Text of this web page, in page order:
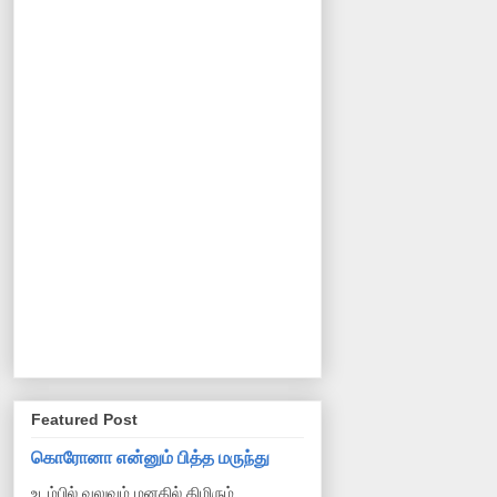
Featured Post
கொரோனா என்னும் பித்த மருந்து
உடம்பில் வலுவும் மனதில் திமிரும்